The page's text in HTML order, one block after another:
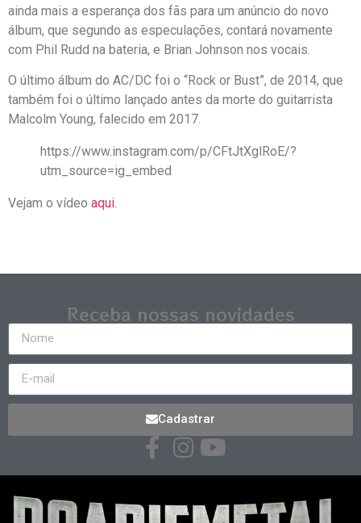
ainda mais a esperança dos fãs para um anúncio do novo
álbum, que segundo as especulações, contará novamente
com Phil Rudd na bateria, e Brian Johnson nos vocais.
O último álbum do AC/DC foi o “Rock or Bust”, de 2014, que
também foi o último lançado antes da morte do guitarrista
Malcolm Young, falecido em 2017.
https://www.instagram.com/p/CFtJtXglRoE/?
utm_source=ig_embed
Vejam o vídeo aqui.
Receba nossas novidades
Cadastrar